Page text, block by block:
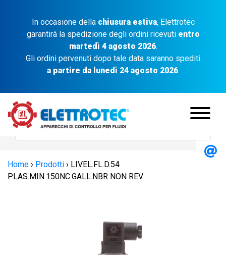
In occasione della chiusura estiva, Elettrotec
garantirà la spedizione degli ordini ricevuti entro
martedì 4 agosto 2026.
Gli ordini pervenuti dopo tale data saranno spediti
a partire da lunedì 24 agosto 2026.
Home › Prodotti › LIVEL.FL.D.54
PLAS.MIN.150NC.GALL.NBR NON REV.